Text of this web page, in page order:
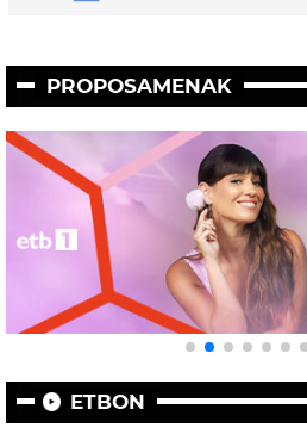
PROPOSAMENAK
ETBON